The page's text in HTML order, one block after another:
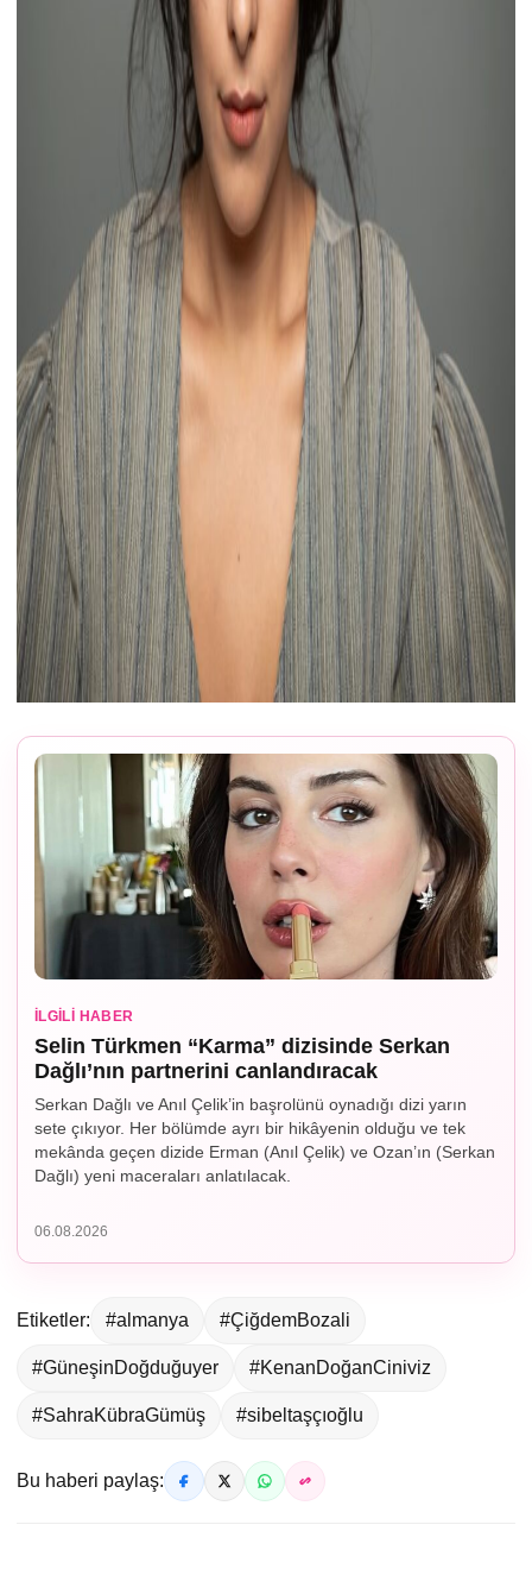
İLGILI HABER
Selin Türkmen “Karma” dizisinde Serkan
Dağlı’nın partnerini canlandıracak
Serkan Dağlı ve Anıl Çelik’in başrolünü oynadığı dizi yarın
sete çıkıyor. Her bölümde ayrı bir hikâyenin olduğu ve tek
mekânda geçen dizide Erman (Anıl Çelik) ve Ozan’ın (Serkan
Dağlı) yeni maceraları anlatılacak.
06.08.2026
Etiketler: #almanya #ÇiğdemBozali
#GüneşinDoğduğuyer #KenanDoğanCiniviz
#SahraKübraGümüş #sibeltaşçıoğlu
Bu haberi paylaş: